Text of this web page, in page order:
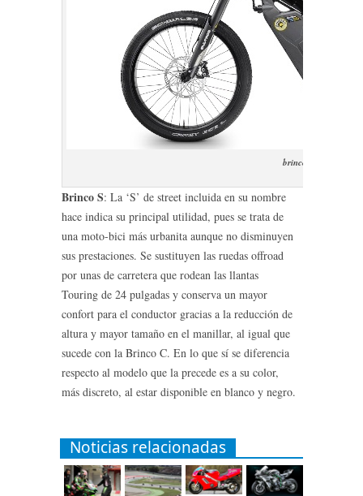
brinco-s-2016
Brinco S: La ‘S’ de street incluida en su nombre
hace indica su principal utilidad, pues se trata de
una moto-bici más urbanita aunque no disminuyen
sus prestaciones. Se sustituyen las ruedas offroad
por unas de carretera que rodean las llantas
Touring de 24 pulgadas y conserva un mayor
confort para el conductor gracias a la reducción de
altura y mayor tamaño en el manillar, al igual que
sucede con la Brinco C. En lo que sí se diferencia
respecto al modelo que la precede es a su color,
más discreto, al estar disponible en blanco y negro.
Noticias relacionadas